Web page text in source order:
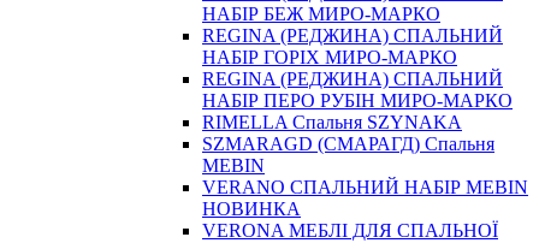
НАБІР БЕЖ МИРО-МАРКО
REGINA (РЕДЖИНА) СПАЛЬНИЙ
НАБІР ГОРІХ МИРО-МАРКО
REGINA (РЕДЖИНА) СПАЛЬНИЙ
НАБІР ПЕРО РУБІН МИРО-МАРКО
RIMELLA Спальня SZYNAKA
SZMARAGD (СМАРАГД) Спальня
MEBIN
VERANO СПАЛЬНИЙ НАБІР MEBIN
НОВИНКА
VERONA МЕБЛІ ДЛЯ СПАЛЬНОЇ